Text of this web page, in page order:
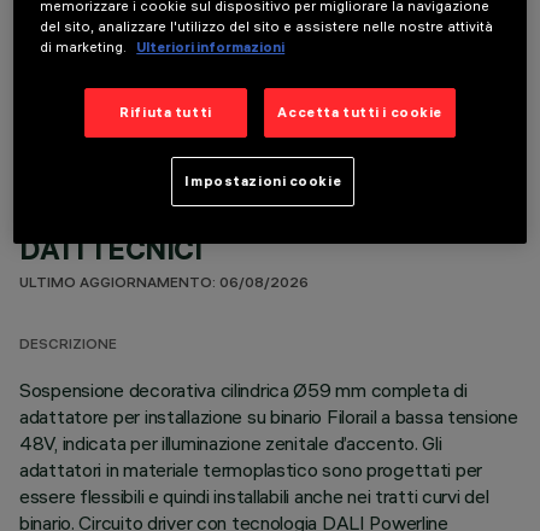
DATI TECNICI
ULTIMO AGGIORNAMENTO: 06/08/2026
DESCRIZIONE
Sospensione decorativa cilindrica Ø59 mm completa di
adattatore per installazione su binario Filorail a bassa tensione
48V, indicata per illuminazione zenitale d’accento. Gli
adattatori in materiale termoplastico sono progettati per
essere flessibili e quindi installabili anche nei tratti curvi del
binario. Circuito driver con tecnologia DALI Powerline
memorizzare i cookie sul dispositivo per migliorare la navigazione
del sito, analizzare l'utilizzo del sito e assistere nelle nostre attività
di marketing.
Ulteriori informazioni
Rifiuta tutti Accetta tutti i cookie
Impostazioni cookie